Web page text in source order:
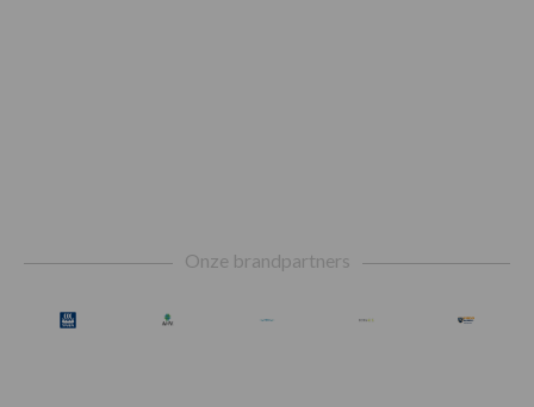
Onze brandpartners